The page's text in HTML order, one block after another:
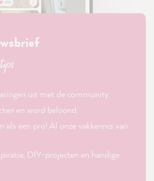
uit met de community.
en word beloond.
als een pro! Al onze vakkennis van
DIY-projecten en handige